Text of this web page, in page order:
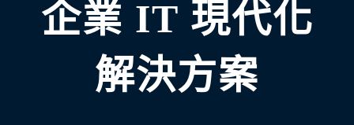
企業 IT 現代化
解決方案